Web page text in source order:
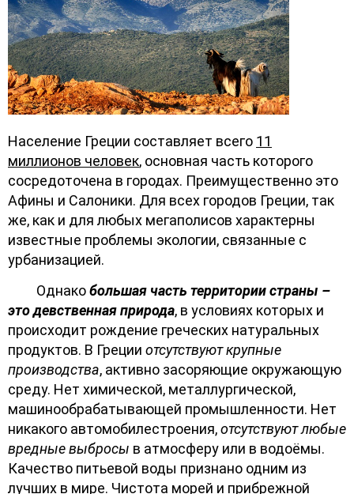
Население Греции составляет всего 11
миллионов человек, основная часть которого
сосредоточена в городах. Преимущественно это
Афины и Салоники. Для всех городов Греции, так
же, как и для любых мегаполисов характерны
известные проблемы экологии, связанные с
урбанизацией.
Однакобольшая часть территории страны –
это девственная природа, в условиях которых и
происходит рождение греческих натуральных
продуктов. В Греции отсутствуют крупные
производства, активно засоряющие окружающую
среду. Нет химической, металлургической,
машинообрабатывающей промышленности. Нет
никакого автомобилестроения,отсутствуют любые
вредные выбросы в атмосферу или в водоёмы.
Качество питьевой воды признано одним из
лучших в мире. Чистота морей и прибрежной